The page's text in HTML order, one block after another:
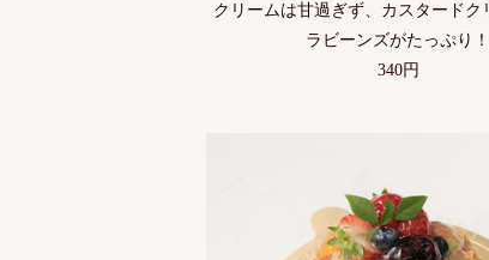
クリームは甘過ぎず、カスタードク
ラビーンズがたっぷり！
340円